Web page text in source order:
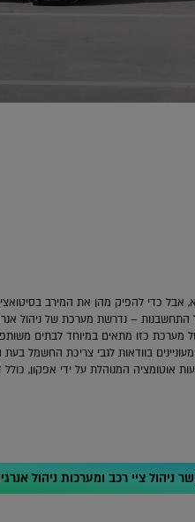
אבל כדי להפיק מהן את המירב
– נדרשת מערכת של ניהול
מערכת כזו מתאים במיוחד לבתים
בוודאות לגבי צריכת החשמל בעת
אוטומציה המנוהלת על ידי אפקון,
ניהול ציי רכב ומערכות ניהול